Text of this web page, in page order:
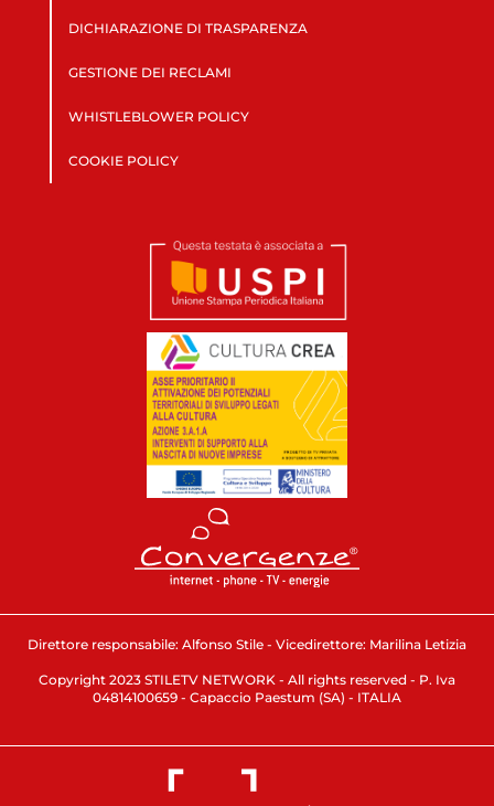
DICHIARAZIONE DI TRASPARENZA
GESTIONE DEI RECLAMI
WHISTLEBLOWER POLICY
COOKIE POLICY
Direttore responsabile: Alfonso Stile - Vicedirettore: Marilina Letizia
Copyright 2023 STILETV NETWORK - All rights reserved - P. Iva
04814100659 - Capaccio Paestum (SA) - ITALIA